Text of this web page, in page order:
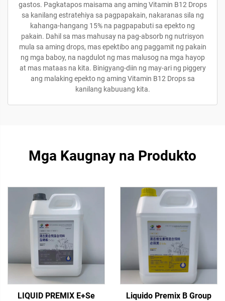
gastos. Pagkatapos maisama ang aming Vitamin B12 Drops
sa kanilang estratehiya sa pagpapakain, nakaranas sila ng
kahanga-hangang 15% na pagpapabuti sa epekto ng
pakain. Dahil sa mas mahusay na pag-absorb ng nutrisyon
mula sa aming drops, mas epektibo ang paggamit ng pakain
ng mga baboy, na nagdulot ng mas malusog na mga hayop
at mas mataas na kita. Binigyang-diin ng may-ari ng piggery
ang malaking epekto ng aming Vitamin B12 Drops sa
kanilang kabuuang kita.
Mga Kaugnay na Produkto
LIQUID PREMIX E+Se Liquido Premix B Group